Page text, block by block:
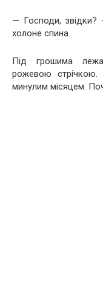
— Господи, звідки?
холоне спина.
Під грошима
рожевою стрічкою.
минулим місяцем.